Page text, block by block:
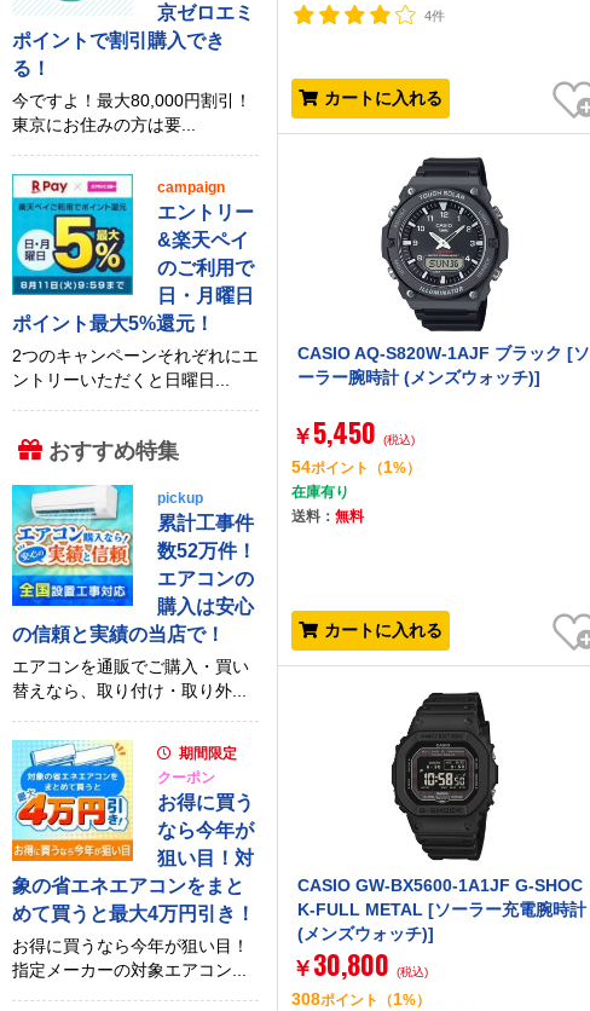
4件
カートに入れる
お気に入り
CASIO AQ-S820W-1AJF ブラック [ソ
ーラー腕時計 (メンズウォッチ)]
￥ 5,450 (税込)
54ポイント （1%）
在庫有り
送料：無料
カートに入れる
お気に入り
CASIO GW-BX5600-1A1JF G-SHOC
K-FULL METAL [ソーラー充電腕時計
(メンズウォッチ)]
￥ 30,800 (税込)
308ポイント （1%）
京ゼロエミ
ポイントで割引購入でき
る！
今ですよ！最大80,000円割引！
東京にお住みの方は要...
campaign
エントリー
&楽天ペイ
のご利用で
日・月曜日
ポイント最大5%還元！
2つのキャンペーンそれぞれにエ
ントリーいただくと日曜日...
おすすめ特集
pickup
累計工事件
数52万件！
エアコンの
購入は安心
の信頼と実績の当店で！
エアコンを通販でご購入・買い
替えなら、取り付け・取り外...
期間限定
クーポン
お得に買う
なら今年が
狙い目！対
象の省エネエアコンをまと
めて買うと最大4万円引き！
お得に買うなら今年が狙い目！
指定メーカーの対象エアコン...